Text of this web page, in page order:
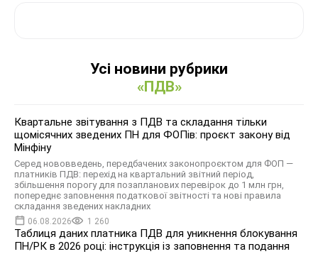
Усі новини рубрики
«ПДВ»
Квартальне звітування з ПДВ та складання тільки
щомісячних зведених ПН для ФОПів: проєкт закону від
Мінфіну
Серед нововведень, передбачених законопроєктом для ФОП —
платників ПДВ: перехід на квартальний звітний період,
збільшення порогу для позапланових перевірок до 1 млн грн,
попереднє заповнення податкової звітності та нові правила
складання зведених накладних
06.08.2026 1 260
Таблиця даних платника ПДВ для уникнення блокування
ПН/РК в 2026 році: інструкція із заповнення та подання